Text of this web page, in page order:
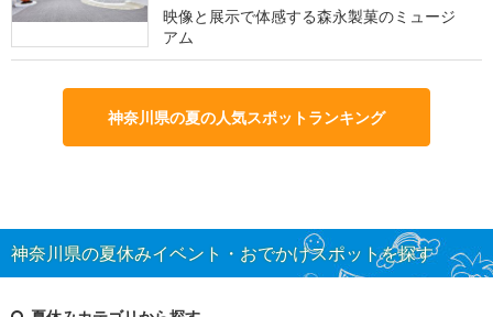
映像と展示で体感する森永製菓のミュージ
アム
神奈川県の夏の人気スポットランキング
神奈川県の夏休みイベント・おでかけスポットを探す